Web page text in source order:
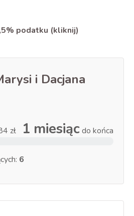
podatku (kliknij)
i Dacjana
zł 1 miesiącdo końca
6